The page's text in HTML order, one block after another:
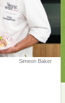
Simeon Baker